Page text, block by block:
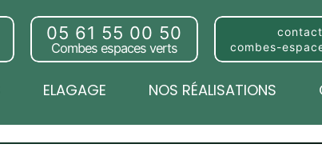
ELAGAGE NOS RÉALISATIONS
05 61 55 00 50
Combes espaces verts
combes-